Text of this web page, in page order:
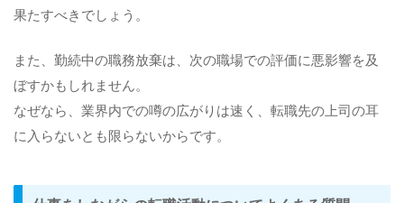
果たすべきでしょう。
また、勤続中の職務放棄は、次の職場での評価に悪影響を及
ぼすかもしれません。
なぜなら、業界内での噂の広がりは速く、転職先の上司の耳
に入らないとも限らないからです。